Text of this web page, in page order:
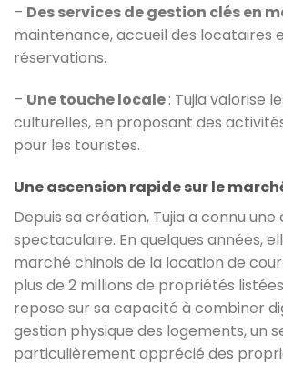
– Des services de gestion clés en
maintenance, accueil des locataires
réservations.
– Une touche locale: Tujia valorise
culturelles, en proposant des
pour les touristes.
Une ascension rapide sur le
Depuis sa création, Tujia a connu une
spectaculaire. En quelques années,
marché chinois de la location de
plus de 2 millions de propriétés
repose sur sa capacité à combiner
gestion physique des logements, un
particulièrement apprécié des